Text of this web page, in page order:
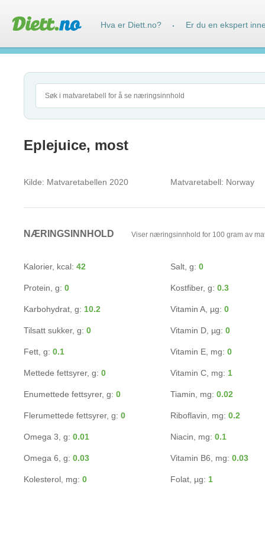
Eplejuice, most
Kilde: Matvaretabellen 2020 Matvaretabell: Norway
NÆRINGSINNHOLD Viser næringsinnhold for 100 gram av
Kalorier, kcal: 42
Protein, g: 0
Karbohydrat, g: 10.2
Tilsatt sukker, g: 0
Fett, g: 0.1
Mettede fettsyrer, g: 0
Enumettede fettsyrer, g: 0
Flerumettede fettsyrer, g: 0
Omega 3, g: 0.01
Omega 6, g: 0.03
Kolesterol, mg: 0
Salt, g: 0
Kostfiber, g: 0.3
Vitamin A, µg: 0
Vitamin D, µg: 0
Vitamin E, mg: 0
Vitamin C, mg: 1
Tiamin, mg: 0.02
Riboflavin, mg: 0.2
Niacin, mg: 0.1
Vitamin B6, mg: 0.03
Folat, µg: 1
Hva er Diett.no? · Er du en ekspert